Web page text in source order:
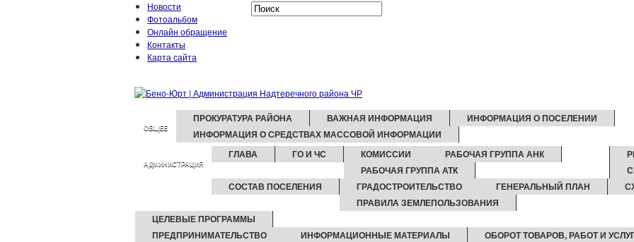
Новости
Фотоальбом
Онлайн обращение
Контакты
Карта сайта
ОБЩЕЕ
ПРОКУРАТУРА РАЙОНА ВАЖНАЯ ИНФОРМАЦИЯ
ИНФОРМАЦИЯ О ПОСЕЛЕНИИ
ИНФОРМАЦИЯ О СРЕДСТВАХ МАССОВОЙ ИНФОРМАЦИИ
АДМИНИСТРАЦИЯ
ГЛАВА ГО И ЧС КОМИССИИ
РАБОЧАЯ ГРУППА АНК
РАБОЧАЯ ГРУППА АТК
СОСТАВ ПОСЕЛЕНИЯ
ГРАДОСТРОИТЕЛЬСТВО ГЕНЕРАЛЬНЫЙ ПЛАН
ПРАВИЛА ЗЕМЛЕПОЛЬЗОВАНИЯ
ЦЕЛЕВЫЕ ПРОГРАММЫ
ПРЕДПРИНИМАТЕЛЬСТВО
ИНФОРМАЦИОННЫЕ МАТЕРИАЛЫ
ОБОРОТ ТОВАРОВ, РАБОТ И